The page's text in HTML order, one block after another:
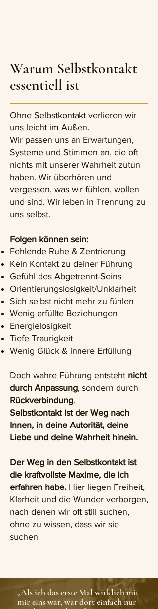
Warum Selbstkontakt
essentiell ist
Ohne Selbstkontakt verlieren wir
uns leicht im Außen.
Wir passen uns an Erwartungen,
Systeme und Stimmen an, die oft
nichts mit unserer Wahrheit zutun
haben. Wir überhören und
vergessen, was wir fühlen, wollen
und sind. Wir leben in Trennung zu
uns selbst.
Folgen können sein:
Fehlende Ruhe & Zentrierung
Kein Kontakt zu deiner Führung
Gefühl des Abgetrennt-Seins
Orientierungslosigkeit/Unklarheit
Sich selbst nicht mehr zu fühlen
Wenig erfüllte Beziehungen
Energielosigkeit
Tiefe Traurigkeit
Wenig Glück & innere Erfüllung
Doch wahre Führung entsteht nicht
durch Anpassung, sondern durch
Rückverbindung.
Selbstkontakt ist der Weg nach
Innen, in deine Autorität, deine
Liebe und deine Wahrheit hinein.
Der Weg in den Selbstkontakt ist
die kraftvollste Maxime, die ich
erfahren habe. Hier liegen Freiheit,
Klarheit und die Wunder verborgen,
nach denen wir oft still suchen,
ohne zu wissen, dass wir sie
suchen.
„Als ich das erste Mal wirklich mit
mir eins war, war dort einfach nur